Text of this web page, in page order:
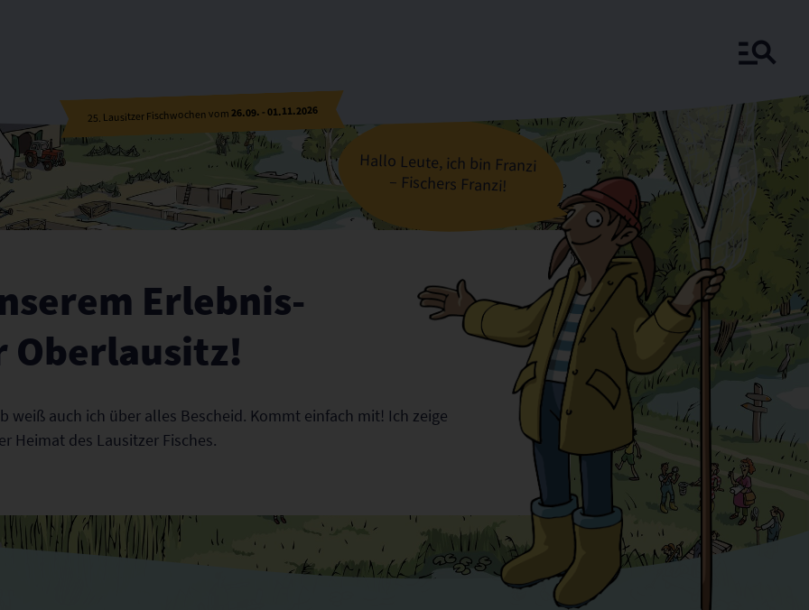
25. Lausitzer Fischwochen vom26.09. - 01.11.2026
Erlebnis-
Oberlausitz!
weiß auch ich über alles Bescheid. Kommt einfach mit! Ich zeige
Heimat des Lausitzer Fisches.
Hallo Leute, ich bin Franzi
– Fischers Franzi!